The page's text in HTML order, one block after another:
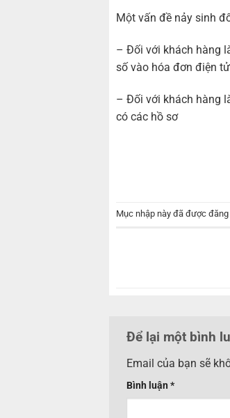
Một vấn đề nảy sinh
– Đối với khách hàng
số vào hóa đơn điện
– Đối với khách hàng
có các hồ sơ
Mục nhập này đã được
Để lại một bình
Email của bạn sẽ
Bình luận *